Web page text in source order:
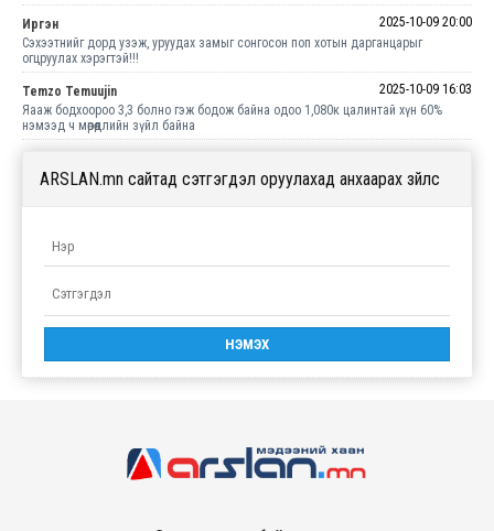
Иргэн
2025-10-09 20:00
Сэхээтнийг дорд узэж, уруудах замыг сонгосон поп хотын дарганцарыг
огцруулах хэрэгтэй!!!
Temzo Temuujin
2025-10-09 16:03
Яааж бодхоороо 3,3 болно гэж бодож байна одоо 1,080к цалинтай хүн 60%
нэмээд ч мөрөөдлийн зүйл байна
ARSLAN.mn сайтад сэтгэгдэл оруулахад анхаарах зүйлс